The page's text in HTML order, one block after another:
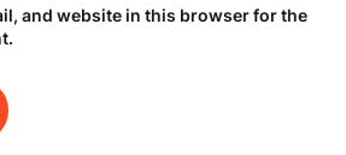
and website in this browser for the